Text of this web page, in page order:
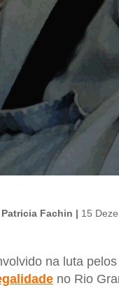
Patricia Fachin | 15
na luta
no Rio